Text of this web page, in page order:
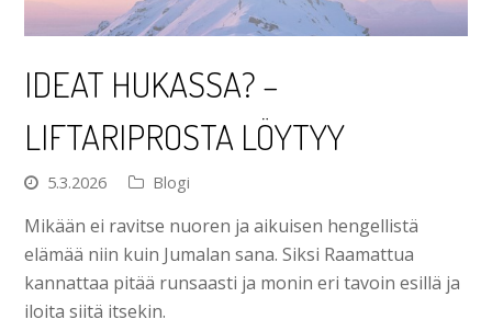
IDEAT HUKASSA? –
LIFTARIPROSTA LÖYTYY
5.3.2026 Blogi
Mikään ei ravitse nuoren ja aikuisen hengellistä
elämää niin kuin Jumalan sana. Siksi Raamattua
kannattaa pitää runsaasti ja monin eri tavoin esillä ja
iloita siitä itsekin.